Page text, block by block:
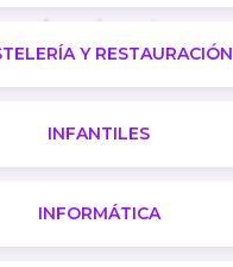
Y RESTAURACIÓN
INFANTILES
INFORMÁTICA